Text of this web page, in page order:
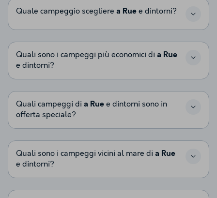
Quale campeggio scegliere a Rue e dintorni?
Quali sono i campeggi più economici di a Rue
e dintorni?
Quali campeggi di a Rue e dintorni sono in
offerta speciale?
Quali sono i campeggi vicini al mare di a Rue
e dintorni?